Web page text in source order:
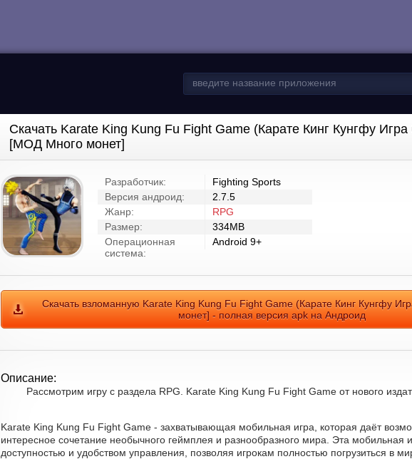
Скачать Karate King Kung Fu Fight Game (Карате Кинг Кунгфу Игра
[МОД Много монет]
Разработчик:
Fighting Sports
Версия андроид:
2.7.5
Жанр:
RPG
Размер:
334MB
Операционная
система:
Android 9+
Скачать взломанную Karate King Kung Fu Fight Game (Карате Кинг Кунгфу
монет] - полная версия apk на Андроид
Описание:
Рассмотрим игру с раздела RPG. Karate King Kung Fu Fight Game от нового
Karate King Kung Fu Fight Game - захватывающая мобильная игра, которая даёт
интересное сочетание необычного геймплея и разнообразного мира. Эта мобильная
доступностью и удобством управления, позволяя игрокам полностью погрузиться в